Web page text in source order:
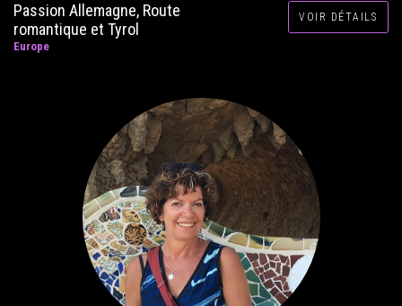
Passion Allemagne, Route
romantique et Tyrol
Europe
VOIR DÉTAILS